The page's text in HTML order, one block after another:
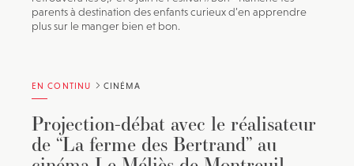
parents à destination des enfants curieux d’en apprendre
plus sur le manger bien et bon.
EN CONTINU CINÉMA
Projection-débat avec le réalisateur
de “La ferme des Bertrand” au